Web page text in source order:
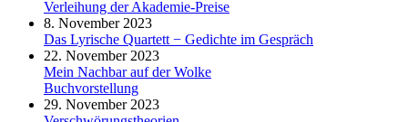
Verleihung der Akademie-Preise
8. November 2023
Das Lyrische Quartett − Gedichte im Gespräch
22. November 2023
Mein Nachbar auf der Wolke
Buchvorstellung
29. November 2023